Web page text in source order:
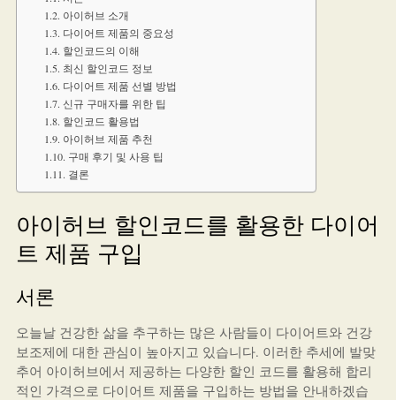
아이허브 소개
다이어트 제품의 중요성
할인코드의 이해
최신 할인코드 정보
다이어트 제품 선별 방법
신규 구매자를 위한 팁
할인코드 활용법
아이허브 제품 추천
구매 후기 및 사용 팁
결론
아이허브 할인코드를 활용한 다이어
트 제품 구입
서론
오늘날 건강한 삶을 추구하는 많은 사람들이 다이어트와 건강
보조제에 대한 관심이 높아지고 있습니다. 이러한 추세에 발맞
추어 아이허브에서 제공하는 다양한 할인 코드를 활용해 합리
적인 가격으로 다이어트 제품을 구입하는 방법을 안내하겠습